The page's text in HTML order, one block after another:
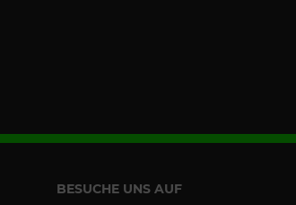
BESUCHE UNS AUF